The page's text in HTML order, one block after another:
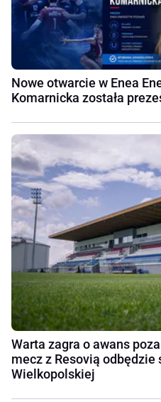
Nowe otwarcie w Enea
Komarnicka została
Warta zagra o awans
mecz z Resovią odbędzie
Wielkopolskiej